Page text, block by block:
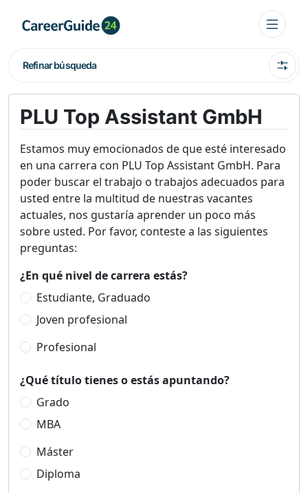
Refinar búsqueda
PLU Top Assistant GmbH
Estamos muy emocionados de que esté interesado
en una carrera con PLU Top Assistant GmbH. Para
poder buscar el trabajo o trabajos adecuados para
usted entre la multitud de nuestras vacantes
actuales, nos gustaría aprender un poco más
sobre usted. Por favor, conteste a las siguientes
preguntas:
¿En qué nivel de carrera estás?
Estudiante, Graduado
Joven profesional
Profesional
¿Qué título tienes o estás apuntando?
Grado
MBA
Máster
Diploma